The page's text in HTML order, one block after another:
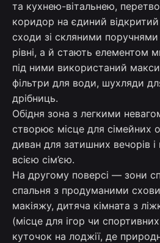
та кухнею-вітальнею,
коридор на єдиний відкритий
сходи зі скляними
рівні, а й стають елементом
під ними використаний
фільтри для води, шухляди
дрібниць.
Обідня зона з легкими
створює місце для сімейних
диван для затишних вечорів і
всією сім’єю.
На другому поверсі — зони
спальня з продуманими
макіяжу, дитяча кімната з
(місце для ігор чи
куточок на лоджії, де